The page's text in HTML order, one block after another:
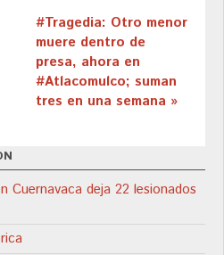
#Tragedia: Otro menor
muere dentro de
presa, ahora en
#Atlacomulco; suman
tres en una semana »
Cuernavaca deja 22 lesionados